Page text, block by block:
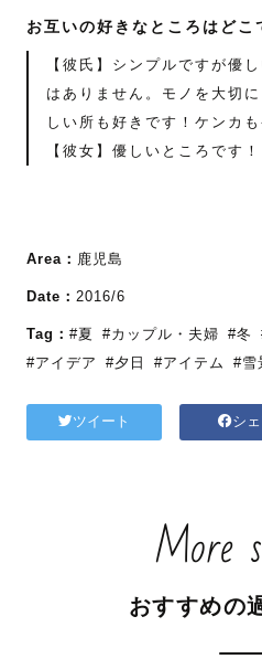
お互いの好きなところはどこ
【彼氏】シンプルですが優
はありません。モノを大切
しい所も好きです！ケンカ
【彼女】優しいところです！
Area： 鹿児島
Date： 2016/6
Tag： #夏 #カップル・夫婦 #冬
#アイデア
#夕日 #アイテム #雪
ツイート シ
More
おすすめの